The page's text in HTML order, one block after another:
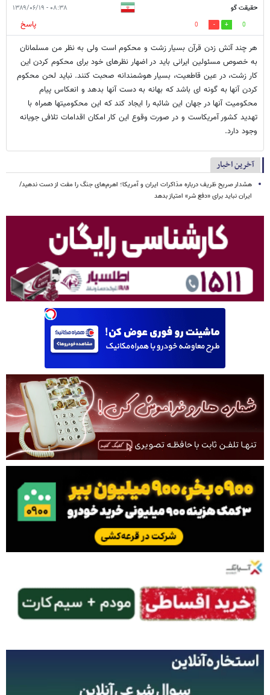
حقیقت گو ۰۸:۳۸ - ۱۳۸۹/۰۶/۱۹
0
0
پاسخ
هر چند آتش زدن قرآن بسیار زشت و محکوم است ولی به نظر من مسلمانان
به خصوص مسئولین ایرانی باید در اضهار نظرهای خود برای محکوم کردن این
کار زشت، در عین قاطعیت، بسیار هوشمندانه صحبت کنند. نباید لحن محکوم
کردن آنها به گونه ای باشد که بهانه به دست آنها بدهد و انعکاس پیام
محکومیت آنها در جهان این شائبه را ایجاد کند که این محکومیتها همراه با
تهدید کشور آمریکاست و در صورت وقوع این کار امکان اقدامات تلافی جویانه
وجود دارد.
آخرین اخبار
هشدار صریح ظریف درباره مذاکرات ایران و آمریکا؛ اهرم‌های جنگ را مفت از دست ندهید/
ایران نباید برای «دفع شر» امتیاز بدهد